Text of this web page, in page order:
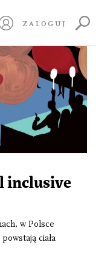
ZALOGUJ
inclusive
w Polsce
ciała